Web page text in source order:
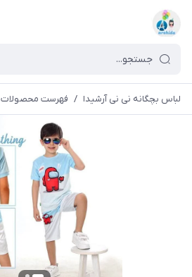
لباس بچگانه نی نی آرشیدا / فهرست محصولات